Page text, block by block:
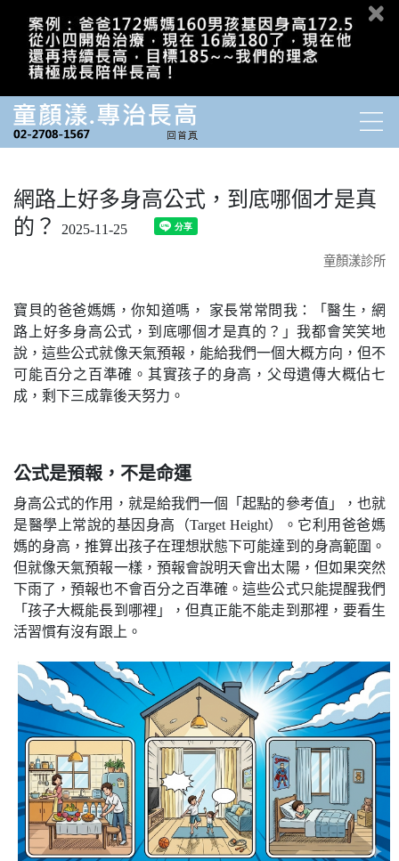
網路上好多身高公式，到底哪個才是真
的？
2025-11-25
童顏漾診所
寶貝的爸爸媽媽，你知道嗎， 家長常常問我：「醫生，網
路上好多身高公式，到底哪個才是真的？」我都會笑笑地
說，這些公式就像天氣預報，能給我們一個大概方向，但不
可能百分之百準確。 其實孩子的身高，父母遺傳大概佔七
成，剩下三成靠後天努力。
公式是預報，不是命運
身高公式的作用，就是給我們一個「起點的參考值」，也就
是醫學上常說的基因身高（Target Height）。它利用爸爸媽
媽的身高，推算出孩子在理想狀態下可能達到的身高範圍。
但就像天氣預報一樣，預報會說明天會出太陽，但如果突然
下雨了，預報也不會百分之百準確。這些公式只能提醒我們
「孩子大概能長到哪裡」，但真正能不能走到那裡，要看生
活習慣有沒有跟上。